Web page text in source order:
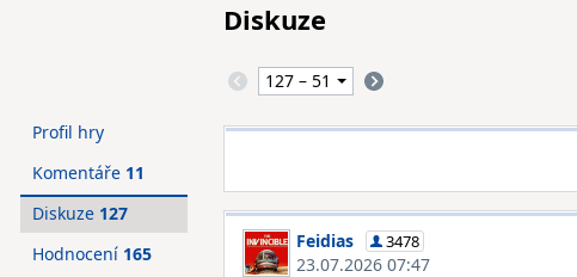
Diskuze
Feidias 3478
23.07.2026 07:47
Profil hry
Komentáře 11
Diskuze 127
Hodnocení 165